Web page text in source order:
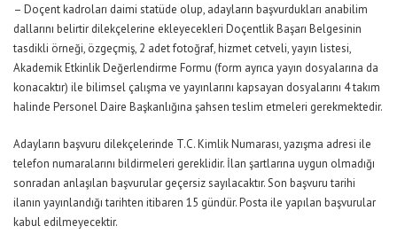
– Doçent kadroları daimi statüde olup, adayların başvurdukları anabilim
dallarını belirtir dilekçelerine ekleyecekleri Doçentlik Başarı Belgesinin
tasdikli örneği, özgeçmiş, 2 adet fotoğraf, hizmet cetveli, yayın listesi,
Akademik Etkinlik Değerlendirme Formu (form ayrıca yayın dosyalarına da
konacaktır) ile bilimsel çalışma ve yayınlarını kapsayan dosyalarını 4 takım
halinde Personel Daire Başkanlığına şahsen teslim etmeleri gerekmektedir.
Adayların başvuru dilekçelerinde T.C. Kimlik Numarası, yazışma adresi ile
telefon numaralarını bildirmeleri gereklidir. İlan şartlarına uygun olmadığı
sonradan anlaşılan başvurular geçersiz sayılacaktır. Son başvuru tarihi
ilanın yayınlandığı tarihten itibaren 15 gündür. Posta ile yapılan başvurular
kabul edilmeyecektir.